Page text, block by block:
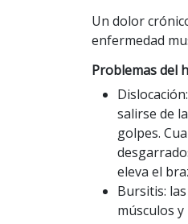
Un dolor
enfermedad
Problemas del
salirse de
golpes.
eleva el
Bursitis:
músculos